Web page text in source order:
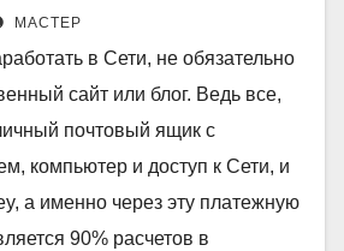
МАСТЕР
в Сети, не обязательно
сайт или блог. Ведь все,
почтовый ящик с
компьютер и доступ к Сети, и
а именно через эту платежную
90% расчетов в